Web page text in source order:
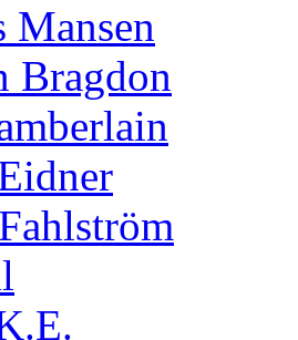
Mansen
Bragdon